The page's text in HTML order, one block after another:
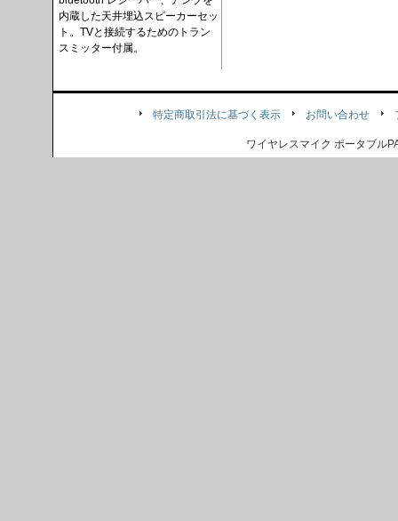
内蔵した天井埋込スピーカーセッ
ト。TVと接続するためのトラン
スミッター付属。
特定商取引法に基づく表示 お問い合わせ
ワイヤレスマイク ポータブル